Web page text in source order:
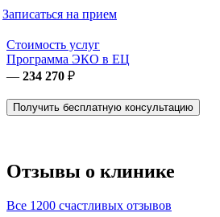
Записаться на прием
Стоимость услуг
Программа ЭКО в ЕЦ
— 234 270 ₽
Получить бесплатную консультацию
Отзывы о клинике
Все 1200 счастливых отзывов